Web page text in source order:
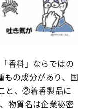
香料」ならではの
の成分があり、国
と、②着香製品に
物質名は企業秘密